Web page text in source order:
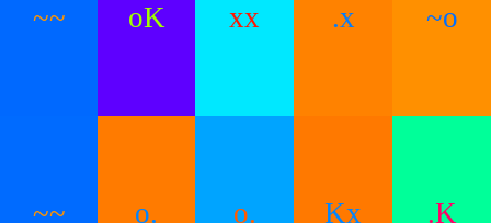
~~ oK xx .x ~o
~~ o. o. Kx .K